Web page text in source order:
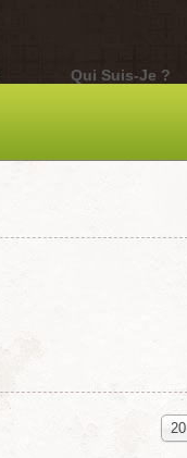
Qui Suis-Je ?
20